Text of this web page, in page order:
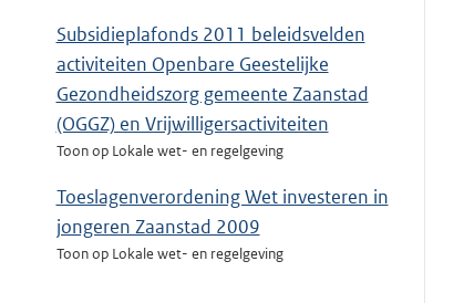
Subsidieplafonds 2011 beleidsvelden
activiteiten Openbare Geestelijke
Gezondheidszorg gemeente Zaanstad
(OGGZ) en Vrijwilligersactiviteiten
Toon op Lokale wet- en regelgeving
Toeslagenverordening Wet investeren in
jongeren Zaanstad 2009
Toon op Lokale wet- en regelgeving